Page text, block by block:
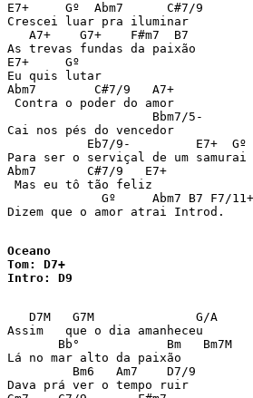
E7+     Gº  Abm7      C#7/9
Crescei luar pra iluminar
   A7+    G7+    F#m7  B7
As trevas fundas da paixão
E7+     Gº
Eu quis lutar
Abm7        C#7/9   A7+
Contra o poder do amor
                    Bbm7/5-
Cai nos pés do vencedor
           Eb7/9-         E7+  Gº
Para ser o serviçal de um samurai
Abm7       C#7/9   E7+
Mas eu tô tão feliz
Gº     Abm7 B7 F7/
Dizem que o amor atrai Introd.
Oceano
Tom: D7+
Intro: D9
   D7M   G7M              G/A
Assim   que o dia amanheceu
Bb°            Bm   Bm7M
Lá no mar alto da paixão
         Bm6   Am7    D7/9
Dava prá ver o tempo ruir